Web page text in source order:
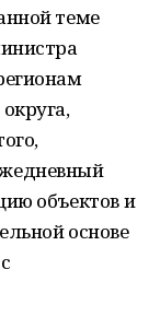
теме
объектов и
основе